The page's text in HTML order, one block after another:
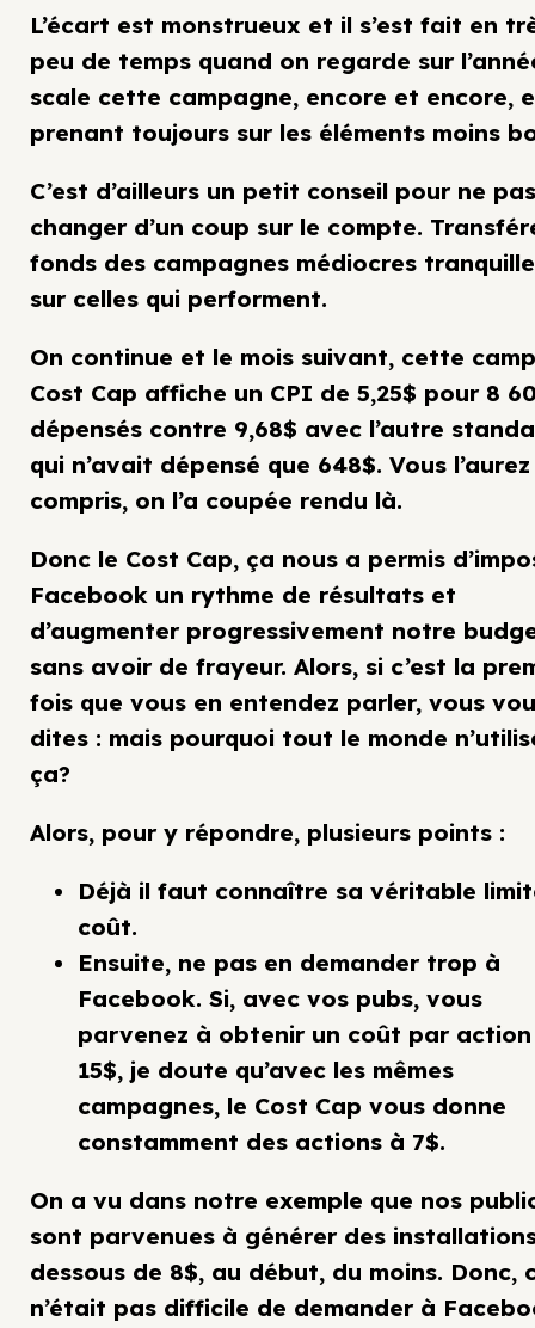
L’écart est monstrueux et il s’est fait en
peu de temps quand on regarde sur
scale cette campagne, encore et encore,
prenant toujours sur les éléments moins
C’est d’ailleurs un petit conseil pour ne
changer d’un coup sur le compte.
fonds des campagnes médiocres
sur celles qui performent.
On continue et le mois suivant, cette
Cost Cap affiche un CPI de 5,25$ pour 8
dépensés contre 9,68$ avec l’autre
qui n’avait dépensé que 648$. Vous l’aurez
compris, on l’a coupée rendu là.
Donc le Cost Cap, ça nous a permis
Facebook un rythme de résultats et
d’augmenter progressivement notre
sans avoir de frayeur. Alors, si c’est la
fois que vous en entendez parler, vous
dites : mais pourquoi tout le monde
ça?
Alors, pour y répondre, plusieurs points :
Déjà il faut connaître sa véritable
coût.
Ensuite, ne pas en demander trop à
Facebook. Si, avec vos pubs, vous
parvenez à obtenir un coût par
15$, je doute qu’avec les mêmes
campagnes, le Cost Cap vous donne
constamment des actions à 7$.
On a vu dans notre exemple que nos
sont parvenues à générer des
dessous de 8$, au début, du moins. Donc,
n’était pas difficile de demander à